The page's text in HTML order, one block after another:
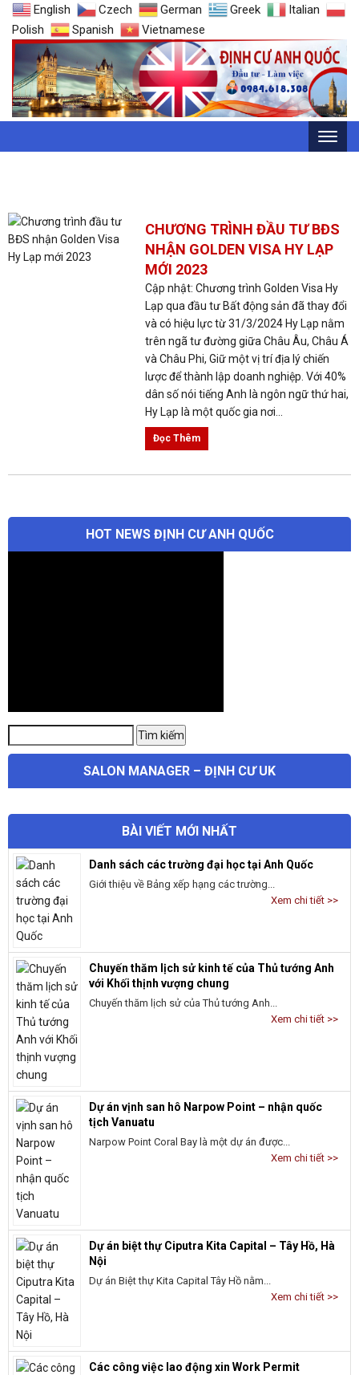
English Czech German Greek
Italian
Polish
Spanish Vietnamese
CHƯƠNG TRÌNH ĐẦU TƯ BĐS
NHẬN GOLDEN VISA HY LẠP
MỚI 2023
Cập nhật: Chương trình Golden Visa Hy
Lạp qua đầu tư Bất động sản đã thay đổi
và có hiệu lực từ 31/3/2024 Hy Lạp nằm
trên ngã tư đường giữa Châu Âu, Châu Á
và Châu Phi, Giữ một vị trí địa lý chiến
lược để thành lập doanh nghiệp. Với 40%
dân số nói tiếng Anh là ngôn ngữ thứ hai,
Hy Lạp là một quốc gia nơi...
Đọc Thêm
HOT NEWS ĐỊNH CƯ ANH QUỐC
Tìm kiếm
SALON MANAGER – ĐỊNH CƯ UK
BÀI VIẾT MỚI NHẤT
Danh sách các trường đại học tại Anh Quốc
Giới thiệu về Bảng xếp hạng các trường...
Xem chi tiết >>
Chuyến thăm lịch sử kinh tế của Thủ tướng Anh
với Khối thịnh vượng chung
Chuyến thăm lịch sử của Thủ tướng Anh...
Xem chi tiết >>
Dự án vịnh san hô Narpow Point – nhận quốc
tịch Vanuatu
Narpow Point Coral Bay là một dự án được...
Xem chi tiết >>
Dự án biệt thự Ciputra Kita Capital – Tây Hồ, Hà
Nội
Dự án Biệt thự Kita Capital Tây Hồ nằm...
Xem chi tiết >>
Các công việc lao động xin Work Permit